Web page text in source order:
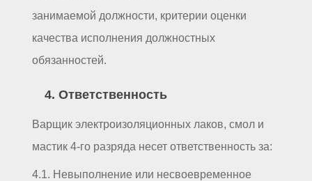
занимаемой должности, критерии оценки
качества исполнения должностных
обязанностей.
4. Ответственность
Варщик электроизоляционных лаков, смол и
мастик 4-го разряда несет ответственность за:
4.1. Невыполнение или несвоевременное